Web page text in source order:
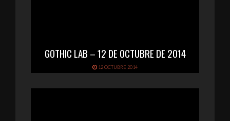
GOTHIC LAB – 12 DE OCTUBRE DE 2014
12 OCTUBRE 2014